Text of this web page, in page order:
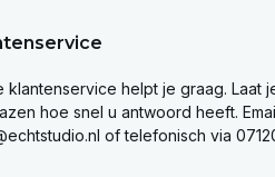
klantenservice helpt je graag. Laat
hoe snel u antwoord heeft.
of telefonisch via